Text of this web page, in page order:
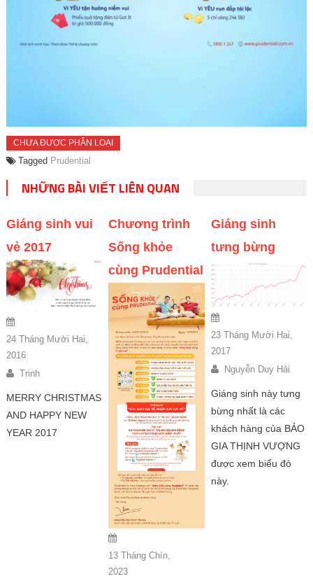
CHƯA ĐƯỢC PHÂN LOẠI
Tagged Prudential
NHỮNG BÀI VIẾT LIÊN QUAN
Giáng sinh vui
vẻ 2017
24 Tháng Mười Hai,
2016
Trinh
MERRY CHRISTMAS
AND HAPPY NEW
YEAR 2017
Chương trình
Sống khỏe
cùng Prudential
13 Tháng Chín,
2023
Giáng sinh
tưng bừng
23 Tháng Mười Hai,
2017
Nguyễn Duy Hải
Giáng sinh này tưng
bừng nhất là các
khách hàng của BẢO
GIA THỊNH VƯỢNG
được xem biểu đò
này.